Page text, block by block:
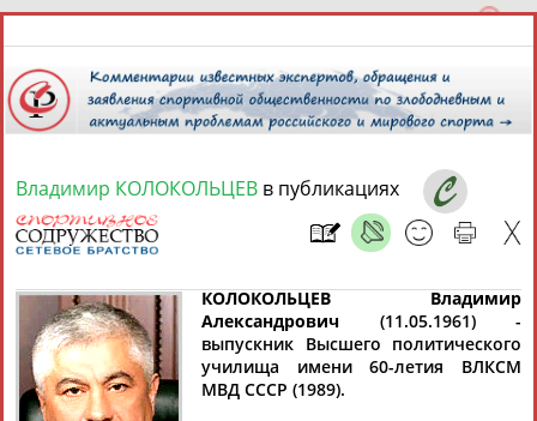
9 августа 2026 года,12:40
СПОРТСМЕНЫ, ТРЕНЕРЫ И СПЕЦИАЛИСТЫ
Найдено: 13181персон Расширенный поиск
Владимир КОЛОКОЛЬЦЕВ в публикациях
КОЛОКОЛЬЦЕВ Владимир
Александрович (11.05.1961) -
выпускник Высшего политического
училища имени 60-летия ВЛКСМ
МВД СССР (1989).